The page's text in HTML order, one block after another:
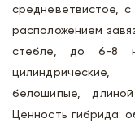
средневетвистое,
расположением
стебле, до 6-8
белошипые,
Ценность гибрида: